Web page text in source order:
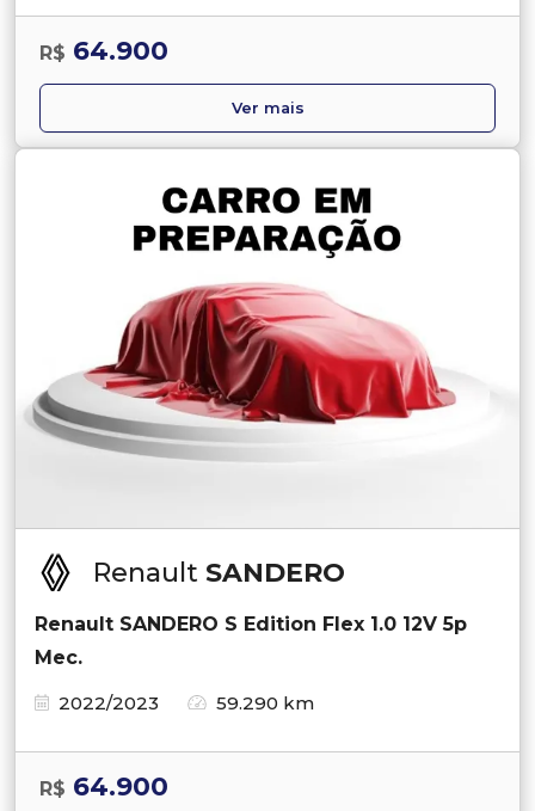
R$ 64.900
Ver mais
Renault SANDERO
Renault SANDERO S Edition Flex 1.0 12V 5p
Mec.
2022/2023
59.290 km
R$ 64.900